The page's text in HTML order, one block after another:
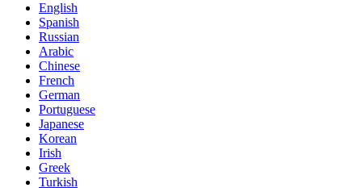
English
Spanish
Russian
Arabic
Chinese
French
German
Portuguese
Japanese
Korean
Irish
Greek
Turkish